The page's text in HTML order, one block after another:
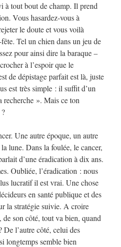
à tout bout de champ. Il prend
Vous hasardez-vous à
le doute et vous voilà
Tel un chien dans un jeu de
pour ainsi dire la baraque –
à l’espoir que le
de dépistage parfait est là, juste
est très simple : il suffit d’un
». Mais ce ton
Une autre époque, un autre
lune. Dans la foulée, le cancer,
d’une éradication à dix ans.
Oubliée, l’éradication : nous
lucratif il est vrai. Une chose
en santé publique et des
la stratégie suivie. A croire
de son côté, tout va bien, quand
De l’autre côté, celui des
longtemps semble bien